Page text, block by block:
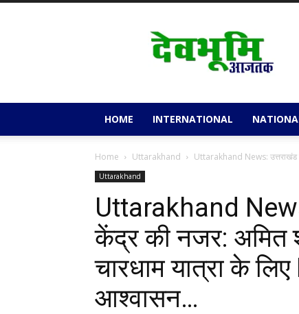
Devbhoomi
Aajtak
HOME INTERNATIONAL
Home Uttarakhand Uttarakhand News: उत्तराखंड
Uttarakhand
Uttarakhand
केंद्र की नजर: अमित
चारधाम यात्रा के
आश्वासन…